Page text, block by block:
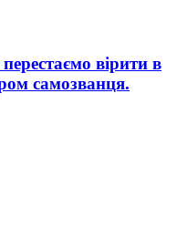
вірити в
самозванця.